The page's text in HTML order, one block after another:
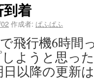
着
作成者: ぱふぱふ
飛行機6時間
ようと思っ
日以降の更新